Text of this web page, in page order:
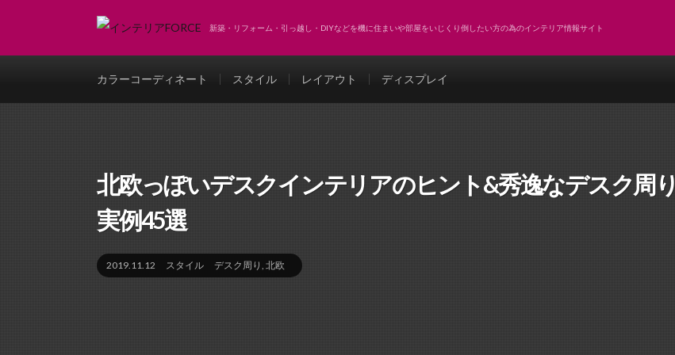
新築・リフォーム・引っ越し・DIYなどを機に住まいや部屋をいじくり倒したい方の為のインテリア情報サイト
カラーコーディネート スタイル レイアウト ディスプレイ
北欧っぽいデスクインテリアのヒント&秀逸なデスク周り
実例45選
2019.11.12 スタイル デスク周り , 北欧